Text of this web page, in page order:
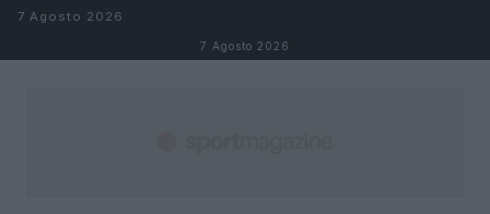
Salta al contenuto
7 Agosto 2026
7 Agosto 2026